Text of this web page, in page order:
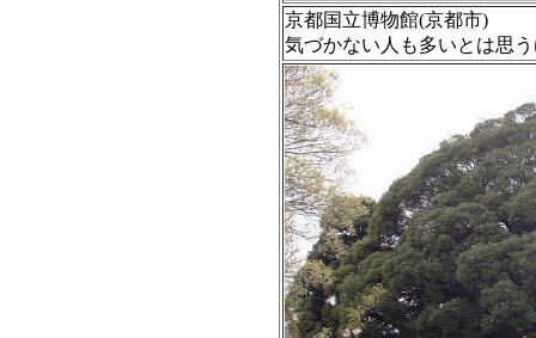
京都国立博物館(京都市)
気づかない人も多いとは思